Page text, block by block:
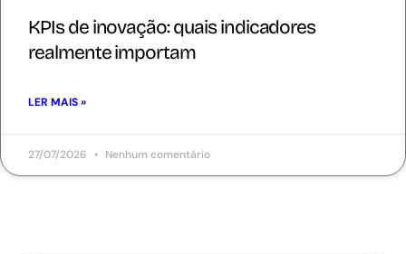
KPIs de inovação: quais indicadores
realmente importam
LER MAIS »
27/07/2026 Nenhum comentário